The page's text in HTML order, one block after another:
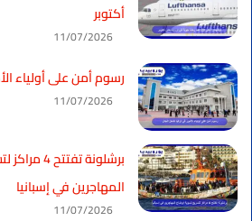
أكتوبر
11/07/2026
رسوم أمن على أولياء
11/07/2026
برشلونة
المهاجرين في إسبانيا
11/07/2026